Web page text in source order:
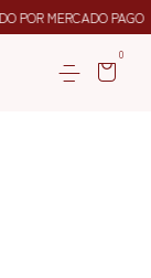
PAGO 6 CUOTAS
0